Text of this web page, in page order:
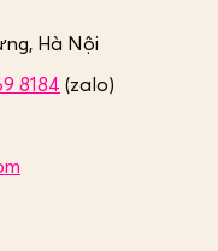
Hà Nội
8184 (zalo)